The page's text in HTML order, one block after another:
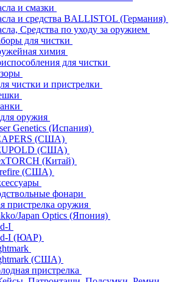
и смазки
и средства BALLISTOL (Германия)
Средства по уходу за оружием
для чистки
химия
для чистки
чистки и пристрелки
оружия
Genetics (Испания)
(США)
(США)
(Китай)
(США)
фонари
пристрелка оружия
Japan Optics (Япония)
I
I (ЮАР)
(США)
пристрелка